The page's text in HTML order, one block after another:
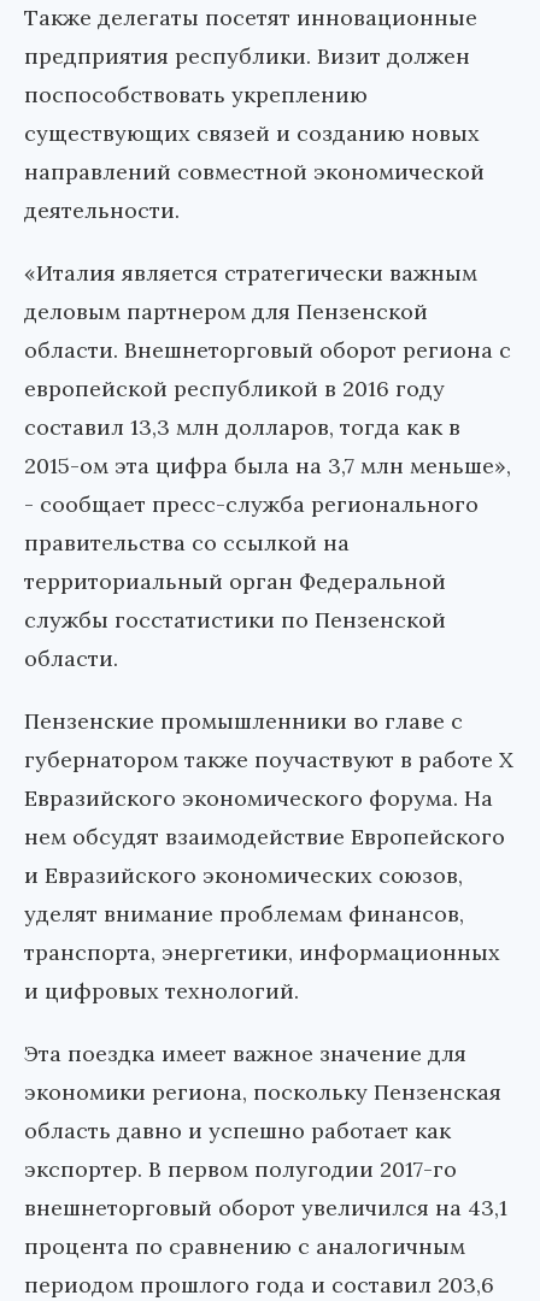
Также делегаты посетят инновационные
предприятия республики. Визит должен
поспособствовать укреплению
существующих связей и созданию новых
направлений совместной экономической
деятельности.
«Италия является стратегически важным
деловым партнером для Пензенской
области. Внешнеторговый оборот региона с
европейской республикой в 2016 году
составил 13,3 млн долларов, тогда как в
2015-ом эта цифра была на 3,7 млн меньше»,
- сообщает пресс-служба регионального
правительства со ссылкой на
территориальный орган Федеральной
службы госстатистики по Пензенской
области.
Пензенские промышленники во главе с
губернатором также поучаствуют в работе X
Евразийского экономического форума. На
нем обсудят взаимодействие Европейского
и Евразийского экономических союзов,
уделят внимание проблемам финансов,
транспорта, энергетики, информационных
и цифровых технологий.
Эта поездка имеет важное значение для
экономики региона, поскольку Пензенская
область давно и успешно работает как
экспортер. В первом полугодии 2017-го
внешнеторговый оборот увеличился на 43,1
процента по сравнению с аналогичным
периодом прошлого года и составил 203,6